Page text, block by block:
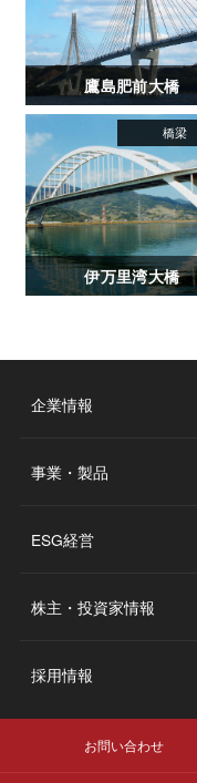
鷹島肥前大橋
伊万里湾大橋
企業情報
事業・製品
ESG経営
株主・投資家情報
採用情報
お問い合わせ